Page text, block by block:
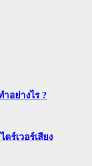
อย่างไร ?
ร์เวอร์เสียง